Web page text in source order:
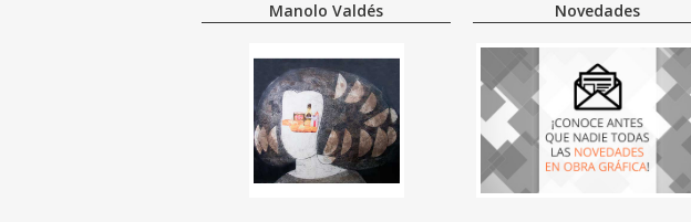
Manolo Valdés
Novedades